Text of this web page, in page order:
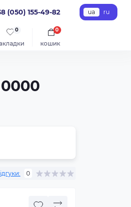
(050) 155-49-82 ua ru
0
кошик
0
0